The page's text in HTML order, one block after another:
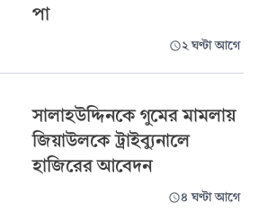
পা
২ ঘণ্টা আগে
সালাহউদ্দিনকে গুমের মামলায়
জিয়াউলকে ট্রাইব্যুনালে
হাজিরের আবেদন
৪ ঘণ্টা আগে